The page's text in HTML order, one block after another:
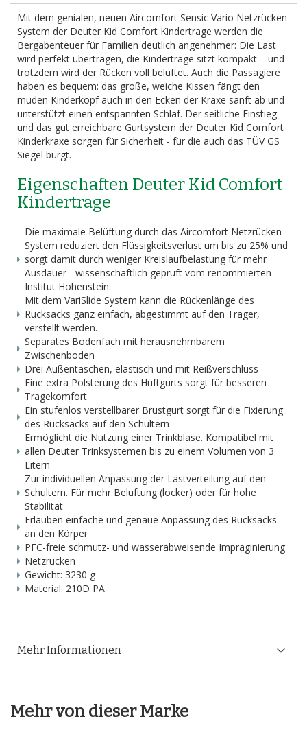
Mit dem genialen, neuen Aircomfort Sensic Vario Netzrücken
System der Deuter Kid Comfort Kindertrage werden die
Bergabenteuer für Familien deutlich angenehmer: Die Last
wird perfekt übertragen, die Kindertrage sitzt kompakt – und
trotzdem wird der Rücken voll belüftet. Auch die Passagiere
haben es bequem: das große, weiche Kissen fängt den
müden Kinderkopf auch in den Ecken der Kraxe sanft ab und
unterstützt einen entspannten Schlaf. Der seitliche Einstieg
und das gut erreichbare Gurtsystem der Deuter Kid Comfort
Kinderkraxe sorgen für Sicherheit - für die auch das TÜV GS
Siegel bürgt.
Eigenschaften Deuter Kid Comfort
Kindertrage
Die maximale Belüftung durch das Aircomfort Netzrücken-
System reduziert den Flüssigkeitsverlust um bis zu 25% und
sorgt damit durch weniger Kreislaufbelastung für mehr
Ausdauer - wissenschaftlich geprüft vom renommierten
Institut Hohenstein.
Mit dem VariSlide System kann die Rückenlänge des
Rucksacks ganz einfach, abgestimmt auf den Träger,
verstellt werden.
Separates Bodenfach mit herausnehmbarem
Zwischenboden
Drei Außentaschen, elastisch und mit Reißverschluss
Eine extra Polsterung des Hüftgurts sorgt für besseren
Tragekomfort
Ein stufenlos verstellbarer Brustgurt sorgt für die Fixierung
des Rucksacks auf den Schultern
Ermöglicht die Nutzung einer Trinkblase. Kompatibel mit
allen Deuter Trinksystemen bis zu einem Volumen von 3
Litern
Zur individuellen Anpassung der Lastverteilung auf den
Schultern. Für mehr Belüftung (locker) oder für hohe
Stabilität
Erlauben einfache und genaue Anpassung des Rucksacks
an den Körper
PFC-freie schmutz- und wasserabweisende Impräginierung
Netzrücken
Gewicht: 3230 g
Material: 210D PA
Mehr Informationen
Mehr von dieser Marke